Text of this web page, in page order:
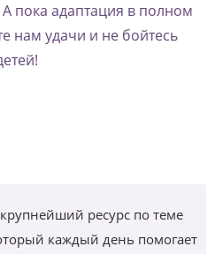
пока адаптация в полном
нам удачи и не бойтесь
ресурс по теме
каждый день помогает